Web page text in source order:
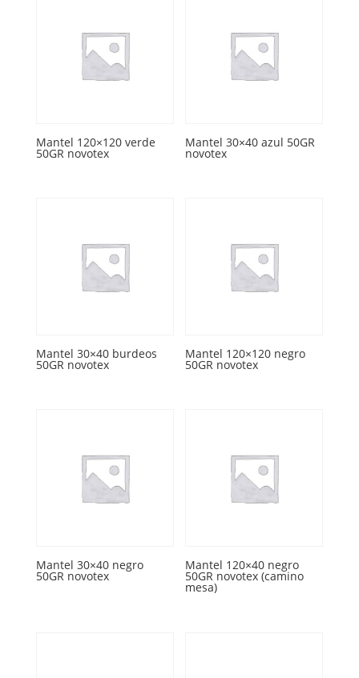
Mantel 120×120 verde
50GR novotex
Mantel 30×40 azul 50GR
novotex
Mantel 30×40 burdeos
50GR novotex
Mantel 120×120 negro
50GR novotex
Mantel 30×40 negro
50GR novotex
Mantel 120×40 negro
50GR novotex (camino
mesa)